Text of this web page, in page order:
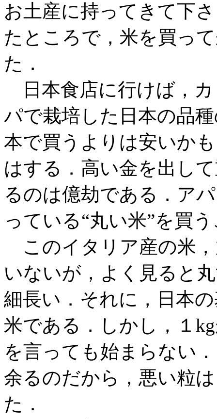
お土産に持ってきて下
たところで，米を買っ
た．
日本食店に行けば，
パで栽培した日本の品
本で買うよりは安いか
はする．高い金を出し
るのは億劫である．ア
っている“丸い米”を買
このイタリア産の米
いないが，よく見ると
細長い．それに，日本
米である．しかし，１
を言っても始まらない
余るのだから，悪い粒
た．